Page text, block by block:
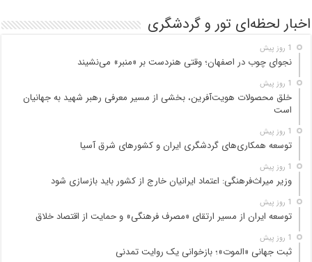
اخبار لحظه‌ای تور و گردشگری
1 روز پیش
نجوای چوب در اصفهان؛ وقتی هنردست بر «منبر» می‌نشیند
1 روز پیش
خلق محصولات هویت‌آفرین، بخشی از مسیر معرفی رهبر شهید به جهانیان
است
1 روز پیش
توسعه همکاری‌های گردشگری ایران و کشورهای شرق آسیا
1 روز پیش
وزیر میراث‌فرهنگی: اعتماد ایرانیان خارج از کشور باید بازسازی شود
1 روز پیش
توسعه ایران از مسیر ارتقای «مصرف فرهنگی» و حمایت از اقتصاد خلاق
1 روز پیش
ثبت جهانی «الموت»؛ بازخوانی یک روایت تمدنی